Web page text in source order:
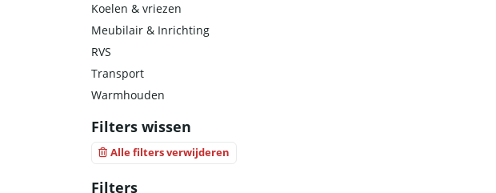
Koelen & vriezen
Meubilair & Inrichting
RVS
Transport
Warmhouden
Filters wissen
Alle filters verwijderen
Filters